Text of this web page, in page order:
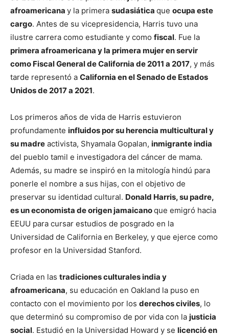
afroamericana y la primera sudasiática que ocupa este
cargo. Antes de su vicepresidencia, Harris tuvo una
ilustre carrera como estudiante y como fiscal. Fue la
primera afroamericana y la primera mujer en servir
como Fiscal General de California de 2011 a 2017, y más
tarde representó a California en el Senado de Estados
Unidos de 2017 a 2021.
Los primeros años de vida de Harris estuvieron
profundamente influidos por su herencia multicultural y
su madre activista, Shyamala Gopalan, inmigrante india
del pueblo tamil e investigadora del cáncer de mama.
Además, su madre se inspiró en la mitología hindú para
ponerle el nombre a sus hijas, con el objetivo de
preservar su identidad cultural. Donald Harris, su padre,
es un economista de origen jamaicanoque emigró hacia
EEUU para cursar estudios de posgrado en la
Universidad de California en Berkeley, y que ejerce como
profesor en la Universidad Stanford.
Criada en las tradiciones culturales india y
afroamericana, su educación en Oakland la puso en
contacto con el movimiento por los derechos civiles, lo
que determinó su compromiso de por vida con la justicia
social. Estudió en la Universidad Howard y se licenció en